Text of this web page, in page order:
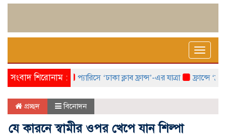
Toggle
সংবাদ শিরোনাম :প্যারিসে ‘ঢাকা ক্লাব ফ্রান্স’-এর যাত্রা ফ্রান্সে
প্রচ্ছদ বিনোদন
যে কারনে স্বামীর ওপর খেপে যান শিল্পা